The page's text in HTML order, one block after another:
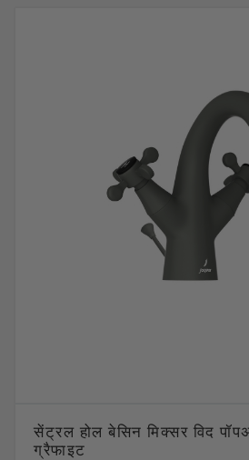
सेंट्रल होल बेसिन मिक्सर विद
ग्रैफाइट